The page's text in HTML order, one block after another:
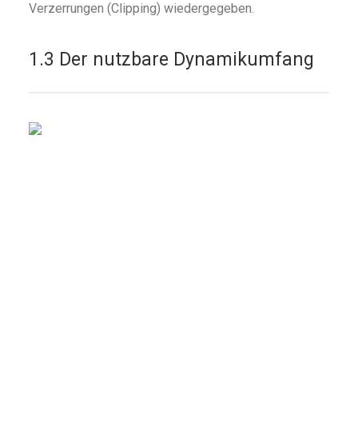
Verzerrungen (Clipping) wiedergegeben.
1.3 Der nutzbare Dynamikumfang